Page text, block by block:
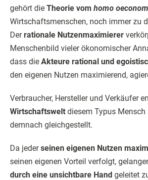
gehört die Theorie vom homo
Wirtschaftsmenschen, noch immer zu
Derrationale Nutzenmaximierer
Menschenbild vieler ökonomischer
dass die Akteure rational und
den eigenen Nutzen maximierend,
Verbraucher, Hersteller und Verkäufer
Wirtschaftswelt diesem Typus Mensch
demnach gleichgestellt.
Da jederseinen eigenen Nutzen
seinen eigenen Vorteil verfolgt,
durch eine unsichtbare Hand geleitet